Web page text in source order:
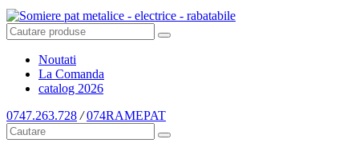
Noutati
La Comanda
catalog 2026
0747.263.728 / 074RAMEPAT